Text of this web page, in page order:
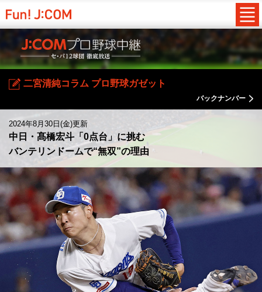
二宮清純コラム プロ野球ガゼット
バックナンバー
2024年8月30日(金)更新
中日・髙橋宏斗「0点台」に挑む
バンテリンドームで“無双”の理由